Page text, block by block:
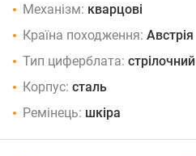
Механізм: кварцові
Країна походження: Австрія
Тип циферблата: стрілочний
Корпус: сталь
Ремінець: шкіра